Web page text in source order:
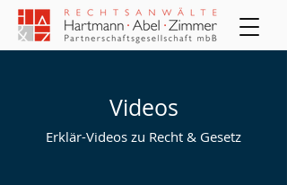
Videos
Erklär-Videos zu Recht & Gesetz